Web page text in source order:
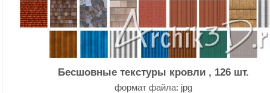
Бесшовные текстуры кровли , 126 шт.
формат файла: jpg